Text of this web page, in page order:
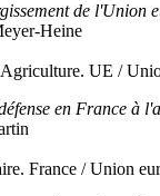
de l'Union
Heine
UE /
en France à
France / Union